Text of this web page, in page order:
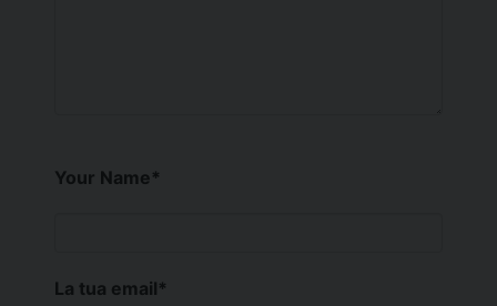
Your Name*
La tua email*